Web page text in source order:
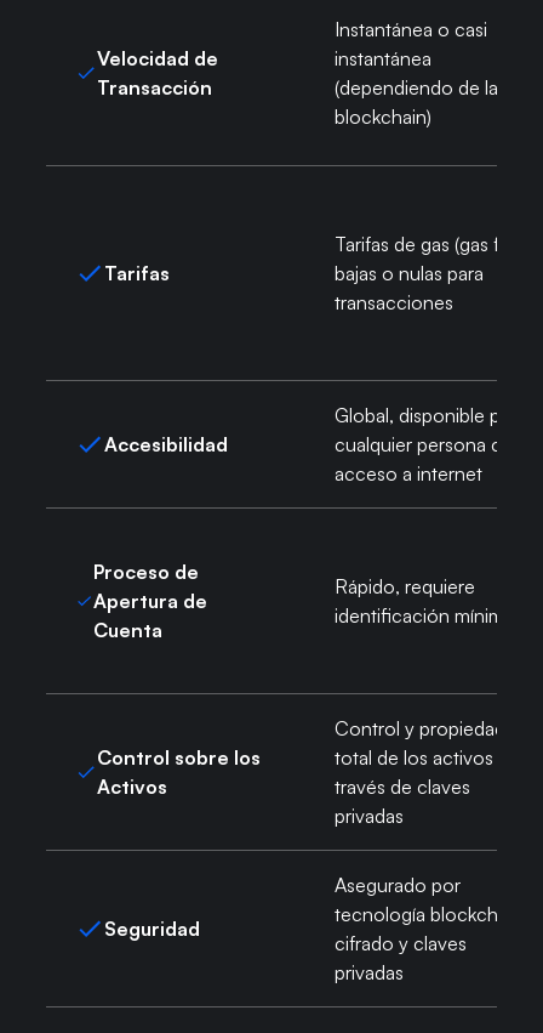
Velocidad de
Transacción
Instantánea o casi
instantánea
(dependiendo de la red
blockchain)
Tarifas
Tarifas de gas (gas fees)
bajas o nulas para
transacciones
Accesibilidad
Global, disponible para
cualquier persona con
acceso a internet
Proceso de
Apertura de
Cuenta
Rápido, requiere
identificación mínima
Control sobre los
Activos
Control y propiedad
total de los activos a
través de claves
privadas
Seguridad
Asegurado por
tecnología blockchain,
cifrado y claves
privadas